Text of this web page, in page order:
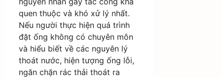
quen thuộc và khó xử lý nhất.
Nếu người thực hiện quá trình
đặt ống không có chuyên môn
và hiểu biết về các nguyên lý
thoát nước, hiện tượng ống lỗi,
ngăn chặn rác thải thoát ra